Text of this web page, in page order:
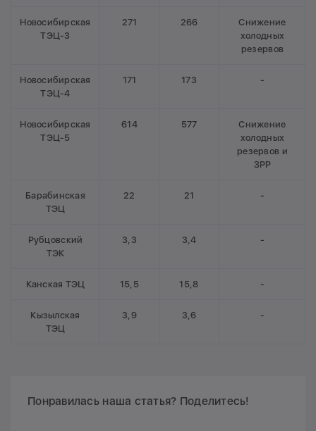
Новосибирская
ТЭЦ-3
271 266
Снижение
холодных
резервов
Новосибирская
ТЭЦ-4
171 173 -
Новосибирская
ТЭЦ-5
614 577
Снижение
холодных
резервов и
ЗРР
Барабинская
ТЭЦ
22 21 -
Рубцовский
ТЭК
3,3 3,4 -
Канская ТЭЦ 15,5 15,8 -
Кызылская
ТЭЦ
3,9 3,6 -
Понравилась наша статья? Поделитесь!